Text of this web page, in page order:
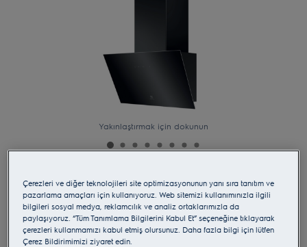
Yakınlaştırmak için dokunun
LFV436K
Hob2Hood
0 (0)
Çerezleri ve diğer teknolojileri site optimizasyonunun yanı sıra tanıtım ve
pazarlama amaçları için kullanıyoruz. Web sitemizi kullanımınızla ilgili
bilgileri sosyal medya, reklamcılık ve analiz ortaklarımızla da
paylaşıyoruz. “Tüm Tanımlama Bilgilerini Kabul Et” seçeneğine tıklayarak
çerezleri kullanmamızı kabul etmiş olursunuz. Daha fazla bilgi için lütfen
Çerez Bildirimimizi ziyaret edin.